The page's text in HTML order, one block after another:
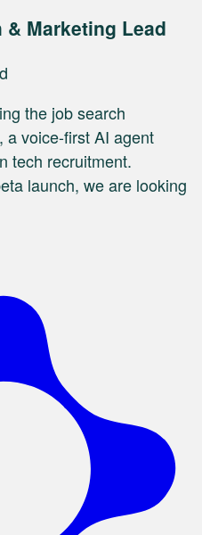
Marketing Lead
the job search
a voice-first AI agent
tech recruitment.
launch, we are looking